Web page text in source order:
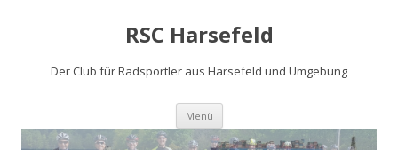
RSC Harsefeld
Der Club für Radsportler aus Harsefeld und Umgebung
Menü Zum
springen